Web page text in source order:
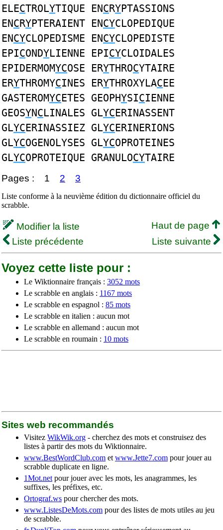
ELECTROLYTIQUE ENCRYPTASSIONS
ENCRYPTERAIENT ENCYCLOPEDIQUE
ENCYCLOPEDISME ENCYCLOPEDISTE
EPICONDYLIENNE EPICYCLOIDALES
EPIDERMOMYCOSE ERYTHROCYTAIRE
ERYTHROMYCINES ERYTHROXYLACEE
GASTEROMYCETES GEOPHYSICIENNE
GEOSYNCLINALES GLYCERINASSENT
GLYCERINASSIEZ GLYCERINERIONS
GLYCOGENOLYSES GLYCOPROTEINES
GLYCOPROTEIQUE GRANULOCYTAIRE
Pages : 1 2 3
Liste conforme à la neuvième édition du dictionnaire officiel du
scrabble.
Modifier la liste
Haut de page
Liste précédente
Liste suivante
Voyez cette liste pour :
Le Wiktionnaire français : 3052 mots
Le scrabble en anglais : 1167 mots
Le scrabble en espagnol : 85 mots
Le scrabble en italien : aucun mot
Le scrabble en allemand : aucun mot
Le scrabble en roumain : 10 mots
Sites web recommandés
Visitez WikWik.org - cherchez des mots et construisez des
listes à partir des mots du Wiktionnaire.
www.BestWordClub.com et www.Jette7.com pour jouer au
scrabble duplicate en ligne.
1Mot.net pour jouer avec les mots, les anagrammes, les
suffixes, les préfixes, etc.
Ortograf.ws pour chercher des mots.
www.ListesDeMots.com pour des listes de mots utiles au jeu
de scrabble.